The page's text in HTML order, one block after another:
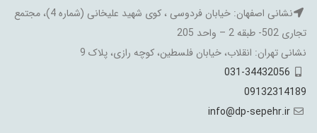
نشانی اصفهان: خیابان فردوسی ، کوی شهید علیخانی (شماره 4)، مجتمع
تجاری 502- طبقه 2 – واحد 205
نشانی تهران: انقلاب، خیابان فلسطین، کوچه رازی، پلاک 9
031-34432056
09132314189
info@dp-sepehr.ir